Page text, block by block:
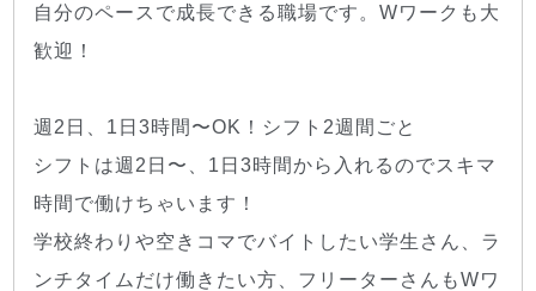
自分のペースで成長できる職場です。Wワークも大
歓迎！
週2日、1日3時間〜OK！シフト2週間ごと
シフトは週2日〜、1日3時間から入れるのでスキマ
時間で働けちゃいます！
学校終わりや空きコマでバイトしたい学生さん、ラ
ンチタイムだけ働きたい方、フリーターさんもWワ